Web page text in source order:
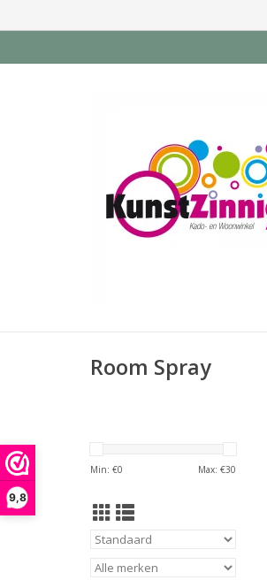
9,8
Room Spray
Min: €0 Max: €30